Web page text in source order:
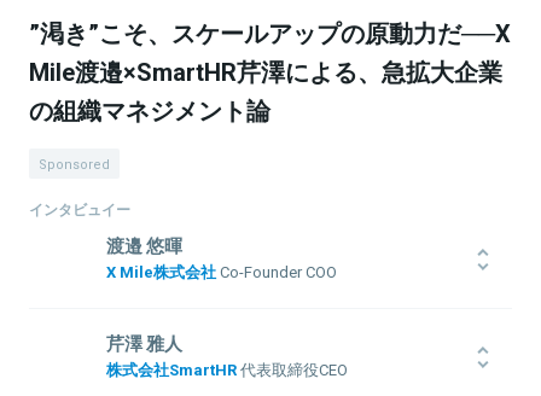
”渇き”こそ、スケールアップの原動力だ──X
Mile渡邉×SmartHR芹澤による、急拡大企業
の組織マネジメント論
Sponsored
インタビュイー
渡邉 悠暉
X Mile株式会社Co-Founder COO
業企画にてHRtech(SaaS)の企画開発・営業を担当。その後、
HRtechスタートアップで、営業兼キャリアコンサルタントに従事。
全社MVPを獲得。2018年7月に株式会社ネクストビートでメディア
芹澤 雅人
株式会社SmartHR代表取締役CEO